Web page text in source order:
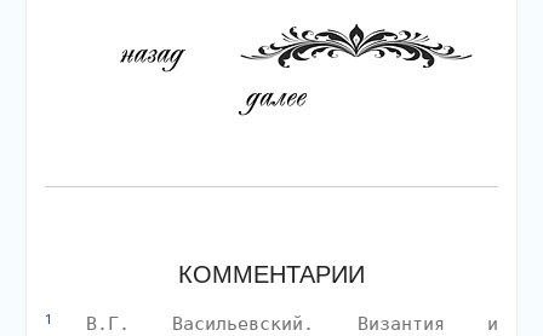
КОММЕНТАРИИ
1
В.Г. Васильевский. Византия и